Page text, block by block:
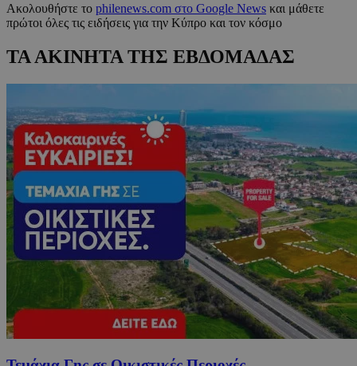
Ακολουθήστε το philenews.com στο Google News και μάθετε
πρώτοι όλες τις ειδήσεις για την Κύπρο και τον κόσμο
ΤΑ ΑΚΙΝΗΤΑ ΤΗΣ ΕΒΔΟΜΑΔΑΣ